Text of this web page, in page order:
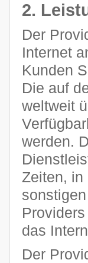
2.
Der
Internet
Kunden
Die auf
weltweit
werden.
Zeiten, in
das
Der